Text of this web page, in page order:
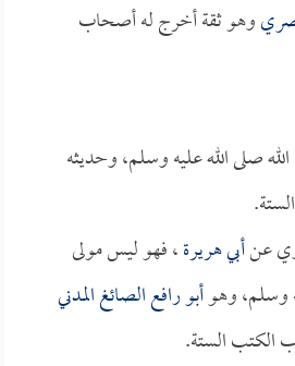
وهو ثقة أخرج له أصحاب
صلى الله عليه وسلم، وحديثه
عنأبي هريرة، فهو ليس مولى
وسلم، وهوأبو رافع الصائغ المدني
الكتب الستة.